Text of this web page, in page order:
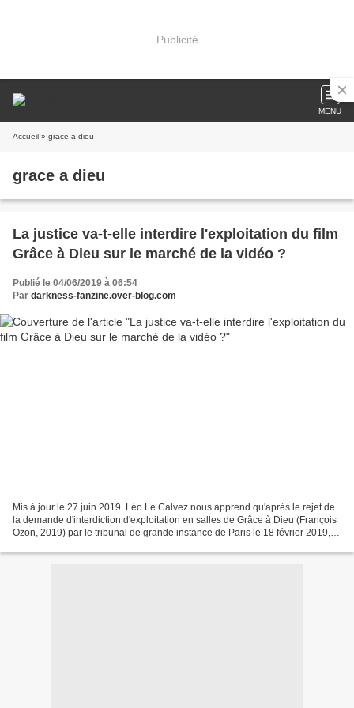
Publicité
MENU
Accueil » grace a dieu
grace a dieu
La justice va-t-elle interdire l'exploitation du film
Grâce à Dieu sur le marché de la vidéo ?
Publié le 04/06/2019 à 06:54
Par darkness-fanzine.over-blog.com
Mis à jour le 27 juin 2019. Léo Le Calvez nous apprend qu'après le rejet de
la demande d'interdiction d'exploitation en salles de Grâce à Dieu (François
Ozon, 2019) par le tribunal de grande instance de Paris le 18 février 2019, la